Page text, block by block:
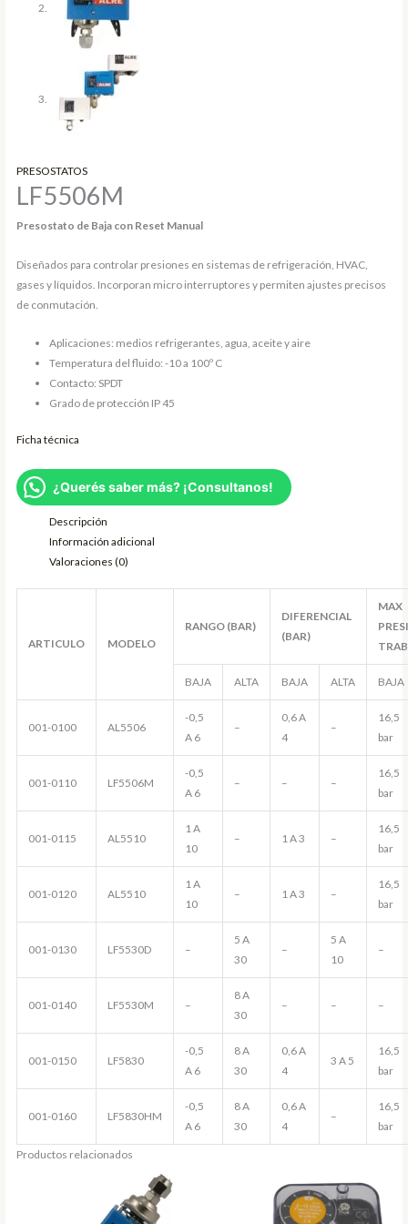
PRESOSTATOS
LF5506M
Presostato de Baja con Reset Manual
Diseñados para controlar presiones en sistemas de refrigeración, HVAC,
gases y líquidos. Incorporan micro interruptores y permiten ajustes precisos
de conmutación.
Aplicaciones: medios refrigerantes, agua, aceite y aire
Temperatura del fluido: -10 a 100º C
Contacto: SPDT
Grado de protección IP 45
Ficha técnica
¿Querés saber más? ¡Consultanos!
Descripción
Información adicional
Valoraciones (0)
ARTICULO MODELO
RANGO (BAR)
DIFERENCIAL
(BAR)
MAX
BAJA ALTA BAJA ALTA BAJA
001-0100 AL5506
-0,5
A 6
–
0,6 A
4
–
16,5
bar
001-0110 LF5506M
-0,5
A 6
– – –
16,5
bar
001-0115 AL5510
1 A
10
– 1 A 3 –
16,5
bar
001-0120 AL5510
1 A
10
– 1 A 3 –
16,5
bar
001-0130 LF5530D –
5 A
30
–
5 A
10
–
001-0140 LF5530M –
8 A
30
– – –
001-0150 LF5830
-0,5
A 6
8 A
30
0,6 A
4
3 A 5
16,5
bar
001-0160 LF5830HM
-0,5
A 6
8 A
30
0,6 A
4
–
16,5
bar
Productos relacionados